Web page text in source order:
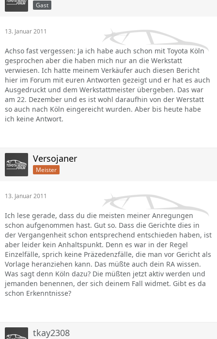
Gast
13. Januar 2011
Achso fast vergessen: Ja ich habe auch schon mit Toyota Köln
gesprochen aber die haben mich nur an die Werkstatt
verwiesen. Ich hatte meinem Verkäufer auch diesen Bericht
hier im Forum mit euren Antworten gezeigt und er hat es auch
Ausgedruckt und dem Werkstattmeister übergeben. Das war
am 22. Dezember und es ist wohl daraufhin von der Werstatt
so auch nach Köln eingereicht wurden. Aber bis heute habe
ich keine Antwort.
Versojaner
Meister
13. Januar 2011
Ich lese gerade, dass du die meisten meiner Anregungen
schon aufgenommen hast. Gut so. Dass die Gerichte dies in
der Vergangenheit schon entsprechend entschieden haben, ist
aber leider kein Anhaltspunkt. Denn es war in der Regel
Einzelfälle, sprich keine Präzedenzfälle, die man vor Gericht als
Vorlage heranziehen kann. Das müßte auch dein RA wissen.
Was sagt denn Köln dazu? Die müßten jetzt aktiv werden und
jemanden benennen, der sich deinem Fall widmet. Gibt es da
schon Erkenntnisse?
tkay2308